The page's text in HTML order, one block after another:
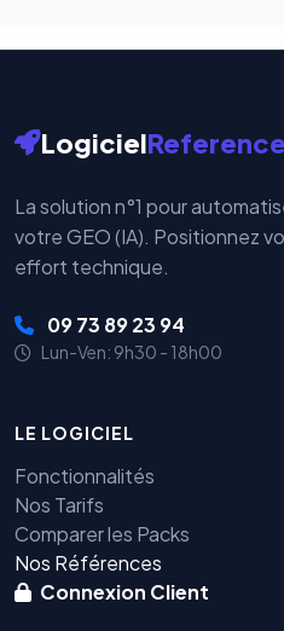
Logiciel
La solution n°1 pour
votre GEO (IA). Positionnez
effort technique.
09 73 89 23 94
Lun-Ven: 9h30 - 18h00
LE LOGICIEL
Fonctionnalités
Nos Tarifs
Comparer les Packs
Nos Références
Connexion Client